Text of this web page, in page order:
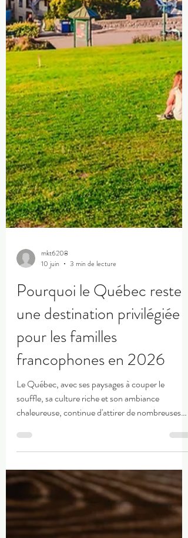
10 juin
3 min de lecture
Pourquoi le Québec reste
une destination privilégiée
pour les familles
francophones en 2026
Le Québec, avec ses paysages à couper le
souffle, sa culture riche et son ambiance
facteurs contribuent à faire du Québec une
destination de choix pour ces familles.